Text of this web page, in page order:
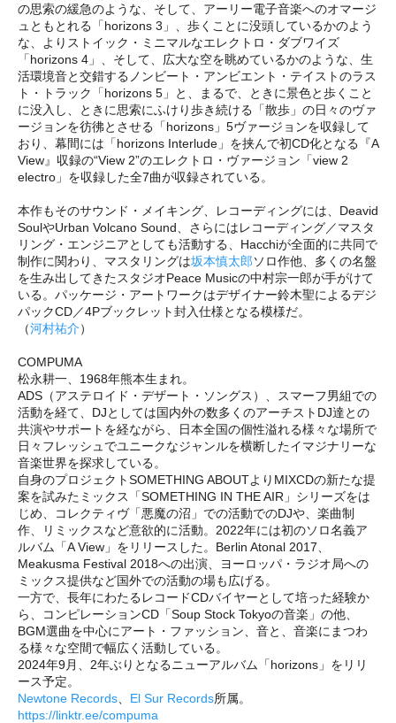
の思索の緩急のような、そして、アーリー電子音楽へのオマージ
ュともとれる「horizons 3」、歩くことに没頭しているかのよう
な、よりストイック・ミニマルなエレクトロ・ダブワイズ
「horizons 4」、そして、広大な空を眺めているかのような、生
活環境音と交錯するノンビート・アンビエント・テイストのラス
ト・トラック「horizons 5」と、まるで、ときに景色と歩くこと
に没入し、ときに思索にふけり歩き続ける「散歩」の日々のヴァ
ージョンを彷彿とさせる「horizons」5ヴァージョンを収録して
おり、幕間には「horizons Interlude」を挟んで初CD化となる『A
View』収録の“View 2”のエレクトロ・ヴァージョン「view 2
electro」を収録した全7曲が収録されている。
本作もそのサウンド・メイキング、レコーディングには、Deavid
SoulやUrban Volcano Sound、さらにはレコーディング／マスタ
リング・エンジニアとしても活動する、Hacchiが全面的に共同で
制作に関わり、マスタリングは坂本慎太郎ソロ作他、多くの名盤
を生み出してきたスタジオPeace Musicの中村宗一郎が手がけて
いる。パッケージ・アートワークはデザイナー鈴木聖によるデジ
パックCD／4Pブックレット封入仕様となる模様だ。
（河村祐介）
COMPUMA
松永耕一、1968年熊本生まれ。
ADS（アステロイド・デザート・ソングス）、スマーフ男組での
活動を経て、DJとしては国内外の数多くのアーチストDJ達との
共演やサポートを経ながら、日本全国の個性溢れる様々な場所で
日々フレッシュでユニークなジャンルを横断したイマジナリーな
音楽世界を探求している。
自身のプロジェクトSOMETHING ABOUTよりMIXCDの新たな提
案を試みたミックス「SOMETHING IN THE AIR」シリーズをは
じめ、コレクティヴ「悪魔の沼」での活動でのDJや、楽曲制
作、リミックスなど意欲的に活動。2022年には初のソロ名義ア
ルバム「A View」をリリースした。Berlin Atonal 2017、
Meakusma Festival 2018への出演、ヨーロッパ・ラジオ局への
ミックス提供など国外での活動の場も広げる。
一方で、長年にわたるレコードCDバイヤーとして培った経験か
ら、コンピレーションCD「Soup Stock Tokyoの音楽」の他、
BGM選曲を中心にアート・ファッション、音と、音楽にまつわ
る様々な空間で幅広く活動している。
2024年9月、2年ぶりとなるニューアルバム「horizons」をリリ
ース予定。
Newtone Records
El Sur Records所属。
https://linktr.ee/compuma